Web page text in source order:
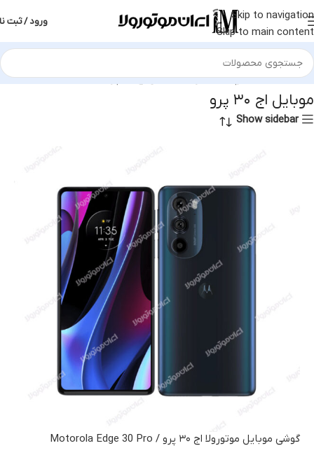
Skip to navigation
Skip to main content
ورود / ثبت
خانه محصولات برچسب خورده “موبایل اج ۳۰ پرو”
موبایل اج ۳۰ پرو
Show sidebar
گوشی موبایل موتورولا اج ۳۰ پرو / Motorola Edge 30 Pro